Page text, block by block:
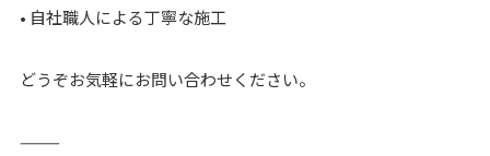
• 自社職人による丁寧な施工
どうぞお気軽にお問い合わせください。
⸻